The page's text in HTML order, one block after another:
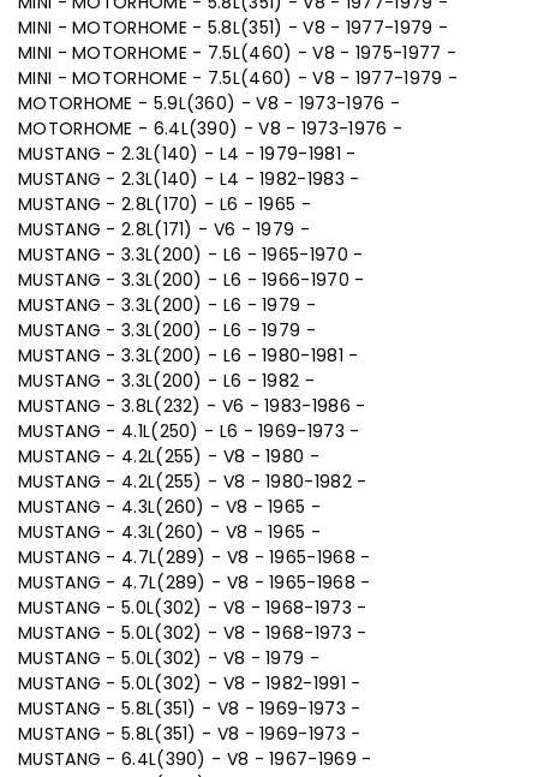
MINI - MOTORHOME - 5.8L(351) - V8 - 1977-1979 -
MINI - MOTORHOME - 7.5L(460) - V8 - 1975-1977 -
MINI - MOTORHOME - 7.5L(460) - V8 - 1977-1979 -
MOTORHOME - 5.9L(360) - V8 - 1973-1976 -
MOTORHOME - 6.4L(390) - V8 - 1973-1976 -
MUSTANG - 2.3L(140) - L4 - 1979-1981 -
MUSTANG - 2.3L(140) - L4 - 1982-1983 -
MUSTANG - 2.8L(170) - L6 - 1965 -
MUSTANG - 2.8L(171) - V6 - 1979 -
MUSTANG - 3.3L(200) - L6 - 1965-1970 -
MUSTANG - 3.3L(200) - L6 - 1966-1970 -
MUSTANG - 3.3L(200) - L6 - 1979 -
MUSTANG - 3.3L(200) - L6 - 1979 -
MUSTANG - 3.3L(200) - L6 - 1980-1981 -
MUSTANG - 3.3L(200) - L6 - 1982 -
MUSTANG - 3.8L(232) - V6 - 1983-1986 -
MUSTANG - 4.1L(250) - L6 - 1969-1973 -
MUSTANG - 4.2L(255) - V8 - 1980 -
MUSTANG - 4.2L(255) - V8 - 1980-1982 -
MUSTANG - 4.3L(260) - V8 - 1965 -
MUSTANG - 4.3L(260) - V8 - 1965 -
MUSTANG - 4.7L(289) - V8 - 1965-1968 -
MUSTANG - 4.7L(289) - V8 - 1965-1968 -
MUSTANG - 5.0L(302) - V8 - 1968-1973 -
MUSTANG - 5.0L(302) - V8 - 1968-1973 -
MUSTANG - 5.0L(302) - V8 - 1979 -
MUSTANG - 5.0L(302) - V8 - 1982-1991 -
MUSTANG - 5.8L(351) - V8 - 1969-1973 -
MUSTANG - 5.8L(351) - V8 - 1969-1973 -
MUSTANG - 6.4L(390) - V8 - 1967-1969 -